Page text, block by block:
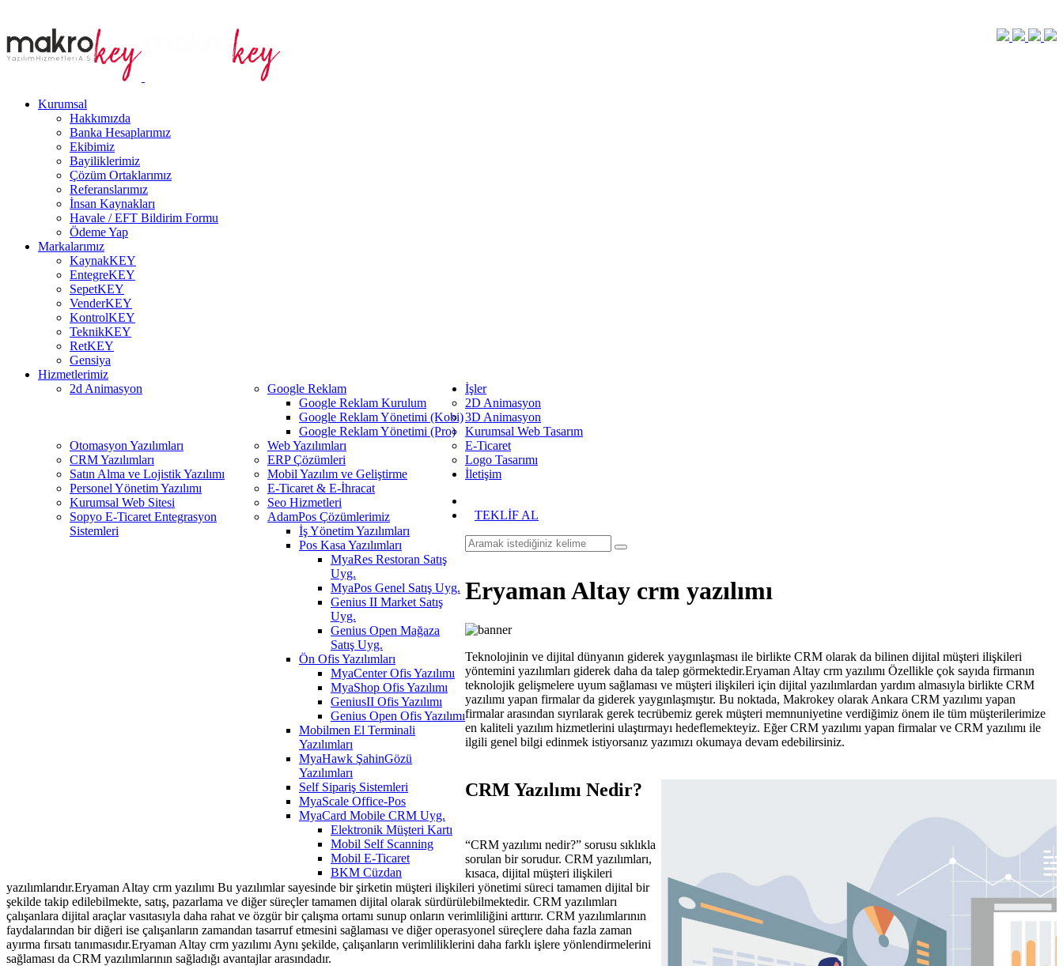
Kurumsal
Hakkımızda
Banka Hesaplarımız
Ekibimiz
Bayiliklerimiz
Çözüm Ortaklarımız
Referanslarımız
İnsan Kaynakları
Havale / EFT Bildirim Formu
Ödeme Yap
Markalarımız
KaynakKEY
EntegreKEY
SepetKEY
VenderKEY
KontrolKEY
TeknikKEY
RetKEY
Gensiya
Hizmetlerimiz
2d Animasyon
Google Reklam
Google Reklam Kurulum
Google Reklam Yönetimi (Kobi)
Google Reklam Yönetimi (Pro)
Otomasyon Yazılımları
Web Yazılımları
CRM Yazılımları
ERP Çözümleri
Satın Alma ve Lojistik Yazılımı
Mobil Yazılım ve Geliştirme
Personel Yönetim Yazılımı
E-Ticaret & E-İhracat
Kurumsal Web Sitesi
Seo Hizmetleri
Sopyo E-Ticaret Entegrasyon
Sistemleri
AdamPos Çözümlerimiz
İş Yönetim Yazılımları
Pos Kasa Yazılımları
MyaRes Restoran Satış
Uyg.
MyaPos Genel Satış Uyg.
Genius II Market Satış
Uyg.
Genius Open Mağaza
Satış Uyg.
Ön Ofis Yazılımları
MyaCenter Ofis Yazılımı
MyaShop Ofis Yazılımı
GeniusII Ofis Yazılımı
Genius Open Ofis Yazılımı
Mobilmen El Terminali
Yazılımları
MyaHawk ŞahinGözü
Yazılımları
Self Sipariş Sistemleri
MyaScale Office-Pos
MyaCard Mobile CRM Uyg.
Elektronik Müşteri Kartı
Mobil Self Scanning
Mobil E-Ticaret
BKM Cüzdan
İşler
2D Animasyon
3D Animasyon
Kurumsal Web Tasarım
E-Ticaret
Logo Tasarımı
İletişim
TEKLİF AL
Eryaman Altay crm yazılımı
Teknolojinin ve dijital dünyanın giderek yaygınlaşması ile birlikte CRM olarak da bilinen dijital müşteri ilişkileri
yöntemini yazılımları giderek daha da talep görmektedir.Eryaman Altay crm yazılımı Özellikle çok sayıda firmanın
teknolojik gelişmelere uyum sağlaması ve müşteri ilişkileri için dijital yazılımlardan yardım almasıyla birlikte CRM
yazılımı yapan firmalar da giderek yaygınlaşmıştır. Bu noktada, Makrokey olarak Ankara CRM yazılımı yapan
firmalar arasından sıyrılarak gerek tecrübemiz gerek müşteri memnuniyetine verdiğimiz önem ile tüm müşterilerimize
en kaliteli yazılım hizmetlerini ulaştırmayı hedeflemekteyiz. Eğer CRM yazılımı yapan firmalar ve CRM yazılımı ile
ilgili genel bilgi edinmek istiyorsanız yazımızı okumaya devam edebilirsiniz.
CRM Yazılımı Nedir?
“CRM yazılımı nedir?” sorusu sıklıkla
sorulan bir sorudur. CRM yazılımları,
kısaca, dijital müşteri ilişkileri
yazılımlarıdır.Eryaman Altay crm yazılımı Bu yazılımlar sayesinde bir şirketin müşteri ilişkileri yönetimi süreci tamamen dijital bir
şekilde takip edilebilmekte, satış, pazarlama ve diğer süreçler tamamen dijital olarak sürdürülebilmektedir. CRM yazılımları
çalışanlara dijital araçlar vasıtasıyla daha rahat ve özgür bir çalışma ortamı sunup onların verimliliğini arttırır. CRM yazılımlarının
faydalarından bir diğeri ise çalışanların zamandan tasarruf etmesini sağlaması ve diğer operasyonel süreçlere daha fazla zaman
ayırma fırsatı tanımasıdır.Eryaman Altay crm yazılımı Aynı şekilde, çalışanların verimliliklerini daha farklı işlere yönlendirmelerini
sağlaması da CRM yazılımlarının sağladığı avantajlar arasındadır.